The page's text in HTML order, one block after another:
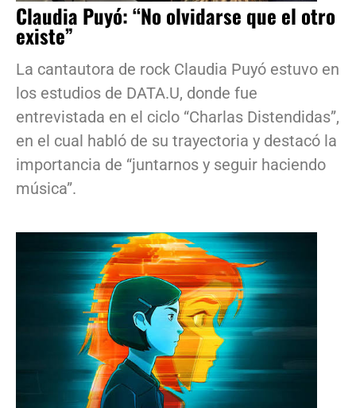
Claudia Puyó: “No olvidarse que el otro
existe”
La cantautora de rock Claudia Puyó estuvo en
los estudios de DATA.U, donde fue
entrevistada en el ciclo “Charlas Distendidas”,
en el cual habló de su trayectoria y destacó la
importancia de “juntarnos y seguir haciendo
música”.